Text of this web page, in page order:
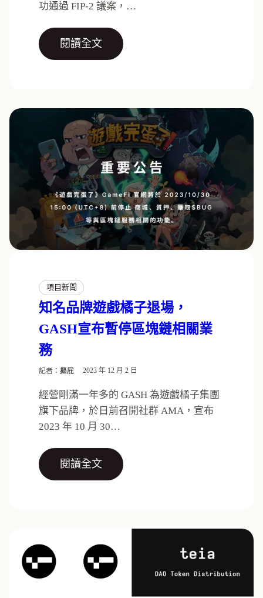
功通過 FIP-2 議案，…
閱讀全文
項目新聞
知名品牌遊戲橘子退場，
GASH宣布暫停區塊鏈相關業
務
記者： 摳屁 2023 年 12 月 2 日
經營剛滿一年多的 GASH 為遊戲橘子集團
旗下品牌，於日前召開社群 AMA，宣布
2023 年 10 月 30…
閱讀全文